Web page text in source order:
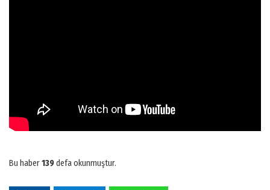
Bu haber139defa okunmuştur.